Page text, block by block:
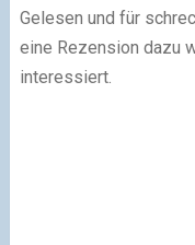
Gelesen und für
eine Rezension dazu
interessiert.